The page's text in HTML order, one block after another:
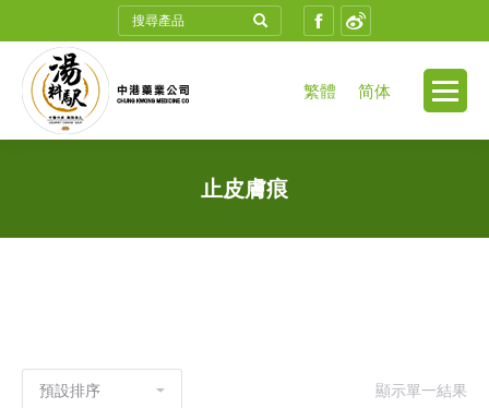
Search: Facebook
繁體 简体
止皮膚痕
顯示單一結果